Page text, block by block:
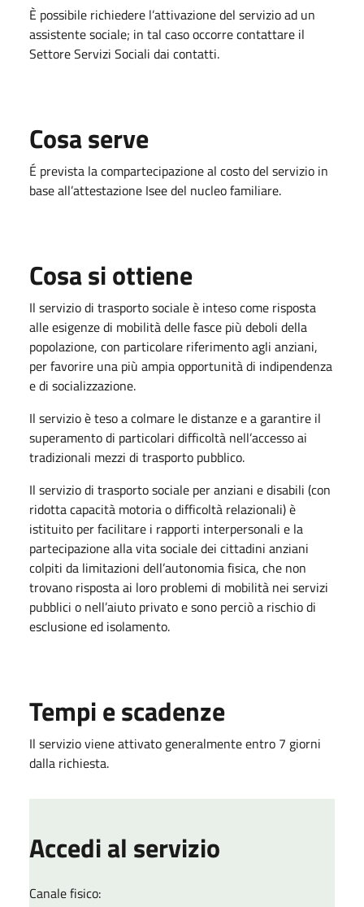
È possibile richiedere l’attivazione del servizio ad un
assistente sociale; in tal caso occorre contattare il
Settore Servizi Sociali dai contatti.
Cosa serve
É prevista la compartecipazione al costo del servizio in
base all’attestazione Isee del nucleo familiare.
Cosa si ottiene
Il servizio di trasporto sociale è inteso come risposta
alle esigenze di mobilità delle fasce più deboli della
popolazione, con particolare riferimento agli anziani,
per favorire una più ampia opportunità di indipendenza
e di socializzazione.
Il servizio è teso a colmare le distanze e a garantire il
superamento di particolari difficoltà nell’accesso ai
tradizionali mezzi di trasporto pubblico.
Il servizio di trasporto sociale per anziani e disabili (con
ridotta capacità motoria o difficoltà relazionali) è
istituito per facilitare i rapporti interpersonali e la
partecipazione alla vita sociale dei cittadini anziani
colpiti da limitazioni dell’autonomia fisica, che non
trovano risposta ai loro problemi di mobilità nei servizi
pubblici o nell’aiuto privato e sono perciò a rischio di
esclusione ed isolamento.
Tempi e scadenze
Il servizio viene attivato generalmente entro 7 giorni
dalla richiesta.
Accedi al servizio
Canale fisico: